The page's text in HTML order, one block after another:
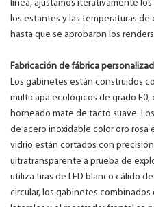
línea, ajustamos iterativamente los
los estantes y las temperaturas de
hasta que se aprobaron los
Fabricación de fábrica
Los gabinetes están construidos
multicapa ecológicos de grado
horneado mate de tacto suave.
de acero inoxidable color oro rosa
vidrio están cortados con
ultratransparente a prueba de
utiliza tiras de LED blanco cálido
circular, los gabinetes combinados